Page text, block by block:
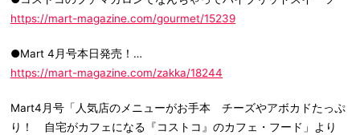
https://mart-magazine.com/gourmet/15239
●Mart 4月号本日発売！…
https://mart-magazine.com/zakka/18244
Mart4月号「人気店のメニューがお手本 チーズやアボカドたっぷ
り！ 自宅がカフェになる『コストコ』のカフェ・フード」より